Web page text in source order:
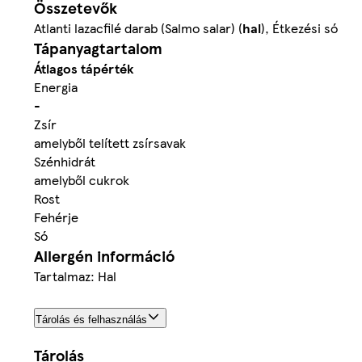
Összetevők
Atlanti lazacfilé darab (Salmo salar) (hal), Étkezési só
Tápanyagtartalom
Átlagos tápérték
Energia
-
Zsír
amelyből telített zsírsavak
Szénhidrát
amelyből cukrok
Rost
Fehérje
Só
Allergén információ
Tartalmaz: Hal
Tárolás és felhasználás
Tárolás